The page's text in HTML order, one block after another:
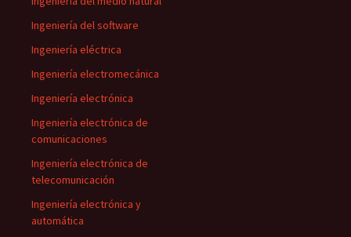
Ingeniería del software
Ingeniería eléctrica
Ingeniería electromecánica
Ingeniería electrónica
Ingeniería electrónica de
comunicaciones
Ingeniería electrónica de
telecomunicación
Ingeniería electrónica y
automática